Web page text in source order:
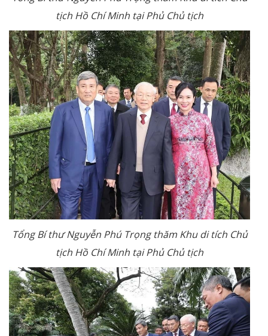
tịch Hồ Chí Minh tại Phủ Chủ tịch
Tổng Bí thư Nguyễn Phú Trọng thăm Khu di tích Chủ
tịch Hồ Chí Minh tại Phủ Chủ tịch